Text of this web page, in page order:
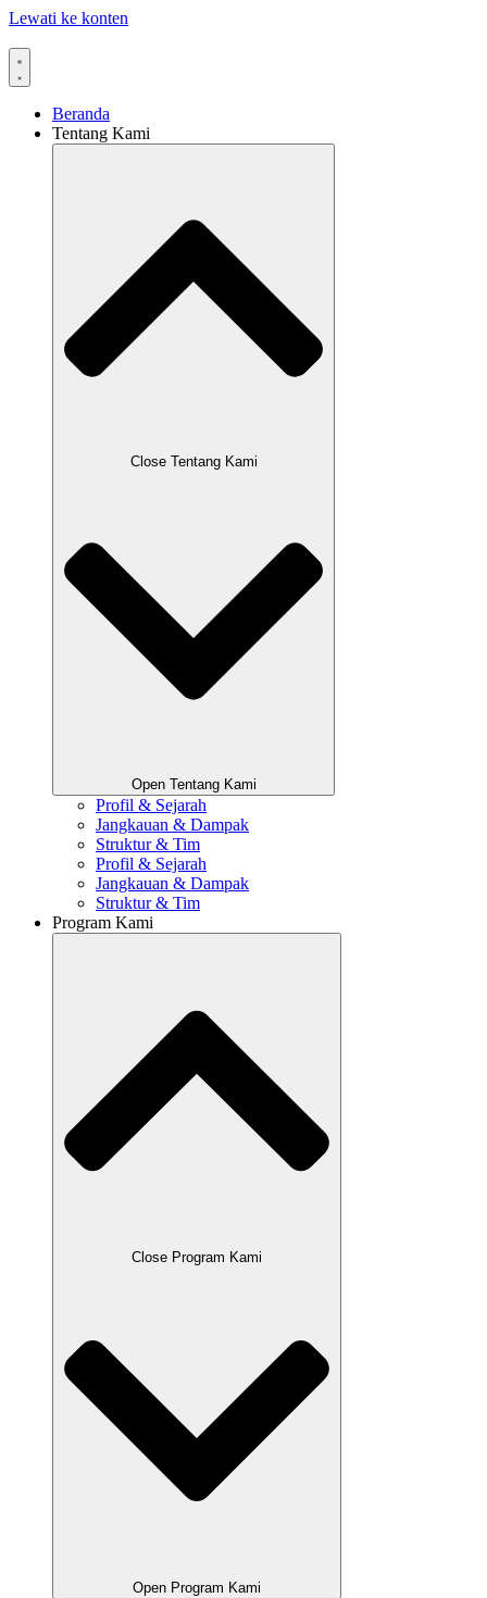
Lewati ke konten
Beranda
Tentang Kami
Close Tentang Kami
Open Tentang Kami
Profil & Sejarah
Jangkauan & Dampak
Struktur & Tim
Profil & Sejarah
Jangkauan & Dampak
Struktur & Tim
Program Kami
Close Program Kami
Open Program Kami